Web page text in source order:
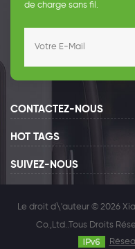
de charge sans fil.
CONTACTEZ-NOUS
HOT TAGS
SUIVEZ-NOUS
Le droit d\'auteur © 2026
Co.,Ltd..Tous Droits